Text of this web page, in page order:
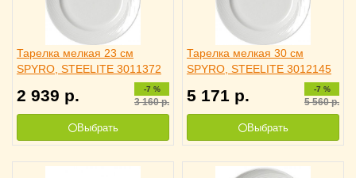
Тарелка мелкая 23 см
SPYRO, STEELITE 3011372
2 939 р. -7 %
3 160р.
Выбрать
Тарелка мелкая 30 см
SPYRO, STEELITE 3012145
5 171 р. -7 %
5 560р.
Выбрать